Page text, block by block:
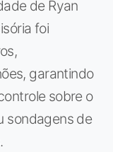
de Ryan
foi
garantindo
sobre o
sondagens de